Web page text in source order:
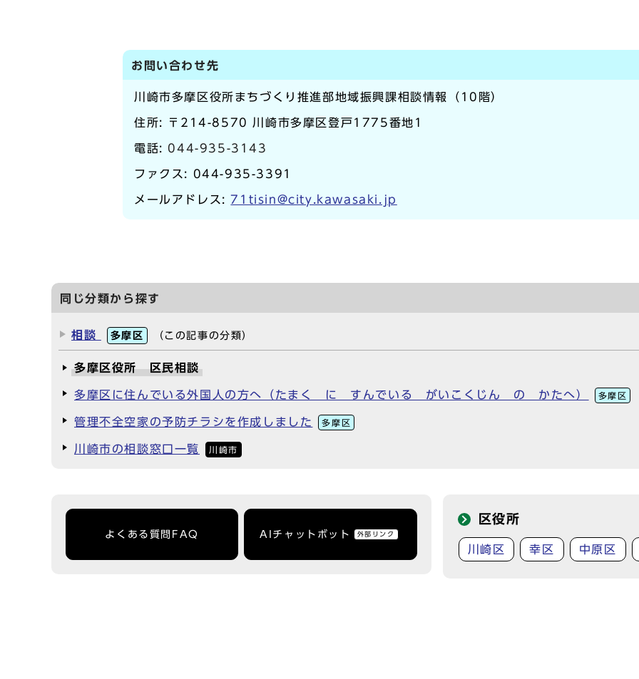
お問い合わせ先
川崎市多摩区役所まちづくり推進部地域振興課相談情報（10階）
住所: 〒214-8570 川崎市多摩区登戸1775番地1
電話: 044-935-3143
ファクス: 044-935-3391
メールアドレス:71tisin@city.kawasaki.jp
同じ分類から探す
相談 多摩区 （この記事の分類）
多摩区役所 区民相談
多摩区に住んでいる外国人の方へ（たまく に すんでいる がいこくじん の かたへ） 多摩区
管理不全空家の予防チラシを作成しました 多摩区
川崎市の相談窓口一覧 川崎市
よくある質問FAQ AIチャットボット 外部リンク
区役所
川崎区 幸区 中原区